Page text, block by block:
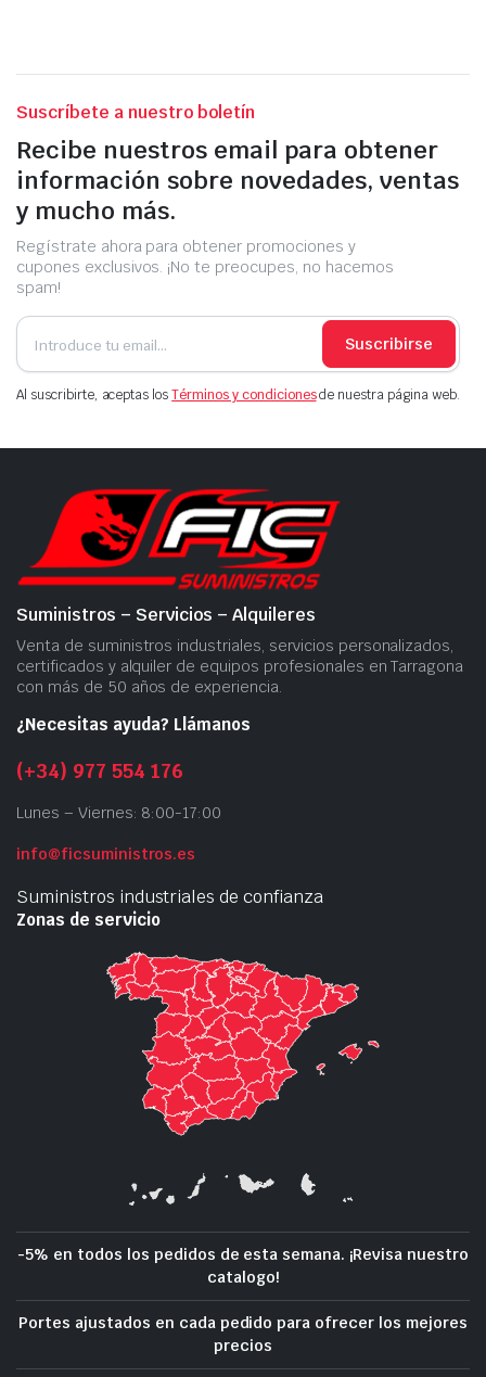
Suscríbete a nuestro boletín
Recibe nuestros email para obtener
información sobre novedades, ventas
y mucho más.
Regístrate ahora para obtener promociones y
cupones exclusivos. ¡No te preocupes, no hacemos
spam!
Suscribirse
Al suscribirte, aceptas losTérminos y condicionesde nuestra página web.
Suministros – Servicios – Alquileres
Venta de suministros industriales, servicios personalizados,
certificados y alquiler de equipos profesionales en Tarragona
con más de 50 años de experiencia.
¿Necesitas ayuda? Llámanos
(+34) 977 554 176
Lunes – Viernes: 8:00-17:00
info@ficsuministros.es
Suministros industriales de confianza
Zonas de servicio
-5% en todos los pedidos de esta semana. ¡Revisa nuestro
catalogo!
Portes ajustados en cada pedido para ofrecer los mejores
precios